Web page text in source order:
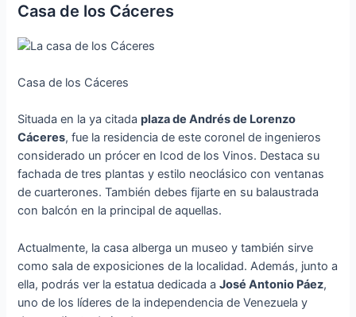
Casa de los Cáceres
Casa de los Cáceres
Situada en la ya citadaplaza de Andrés de Lorenzo
Cáceres, fue la residencia de este coronel de ingenieros
considerado un prócer en Icod de los Vinos. Destaca su
fachada de tres plantas y estilo neoclásico con ventanas
de cuarterones. También debes fijarte en su balaustrada
con balcón en la principal de aquellas.
Actualmente, la casa alberga un museo y también sirve
como sala de exposiciones de la localidad. Además, junto a
ella, podrás ver la estatua dedicada aJosé Antonio Páez,
uno de los líderes de la independencia de Venezuela y